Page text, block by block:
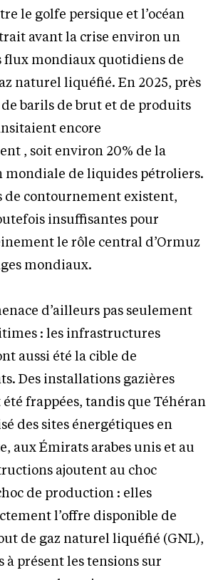
le golfe persique et l’océan
avant la crise environ un
flux mondiaux quotidiens de
naturel liquéfié. En 2025, près
barils de brut et de produits
encore
, soit environ 20% de la
mondiale de liquides pétroliers.
de contournement existent,
insuffisantes pour
le rôle central d’Ormuz
mondiaux.
d’ailleurs pas seulement
: les infrastructures
aussi été la cible de
Des installations gazières
frappées, tandis que Téhéran
des sites énergétiques en
aux Émirats arabes unis et au
ajoutent au choc
de production : elles
l’offre disponible de
de gaz naturel liquéfié (GNL),
à présent les tensions sur